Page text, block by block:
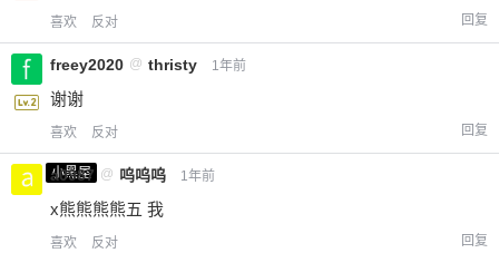
喜欢 反对 回复
freey2020 @ thristy 1年前
谢谢
喜欢 反对 回复
小黑屋
a0987 @ 呜呜呜 1年前
x熊熊熊熊五 我
喜欢 反对 回复